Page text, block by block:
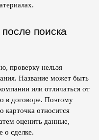
поиска
проверку нельзя
Название может быть
или отличаться от
в договоре. Поэтому
относится
оценить данные,
о сделке.